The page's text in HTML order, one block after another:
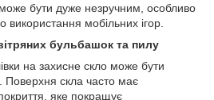
бути дуже незручним, особливо
використання мобільних ігор.
бульбашок та пилу
на захисне скло може бути
Поверхня скла часто має
яке покращує